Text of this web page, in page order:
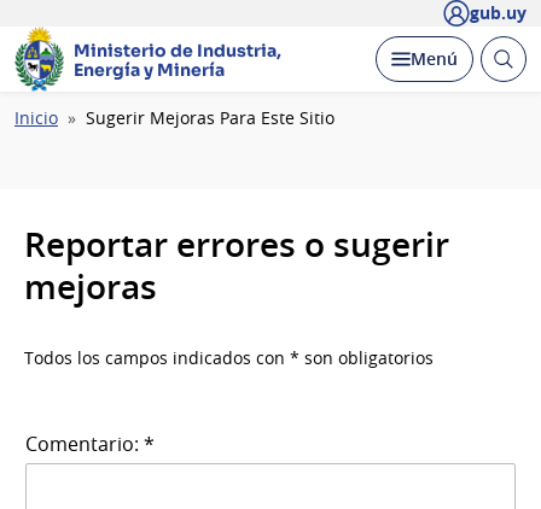
gub.uy
Ministerio de Industria,
Energía y Minería
Desplegar
Menú Abrir
Ruta
Inicio Sugerir Mejoras Para Este Sitio
Reportar errores o sugerir
mejoras
Todos los campos indicados con * son obligatorios
Comentario: *